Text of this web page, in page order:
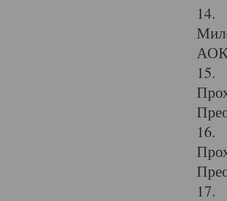
14.
15.
16.
17.